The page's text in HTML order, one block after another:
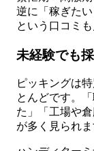
逆に「稼ぎた
という口コミも
未経験でも
ピッキングは
とんどです。
た」「工場や
が多く見られま